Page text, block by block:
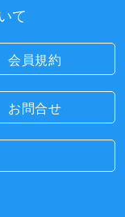
て
会員規約
お問合せ